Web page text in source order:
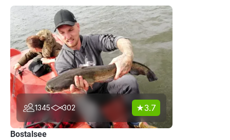
1345 302 3.7
Bostalsee